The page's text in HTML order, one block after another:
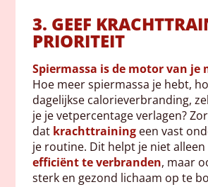
3. GEEF
PRIORITEIT
Spiermassa is de motor van je
Hoe meer spiermassa je hebt,
dagelijkse calorieverbranding,
je je vetpercentage verlagen?
dat krachttraining een vast
je routine. Dit helpt je niet
efficiënt te verbranden, maar
sterk en gezond lichaam op te